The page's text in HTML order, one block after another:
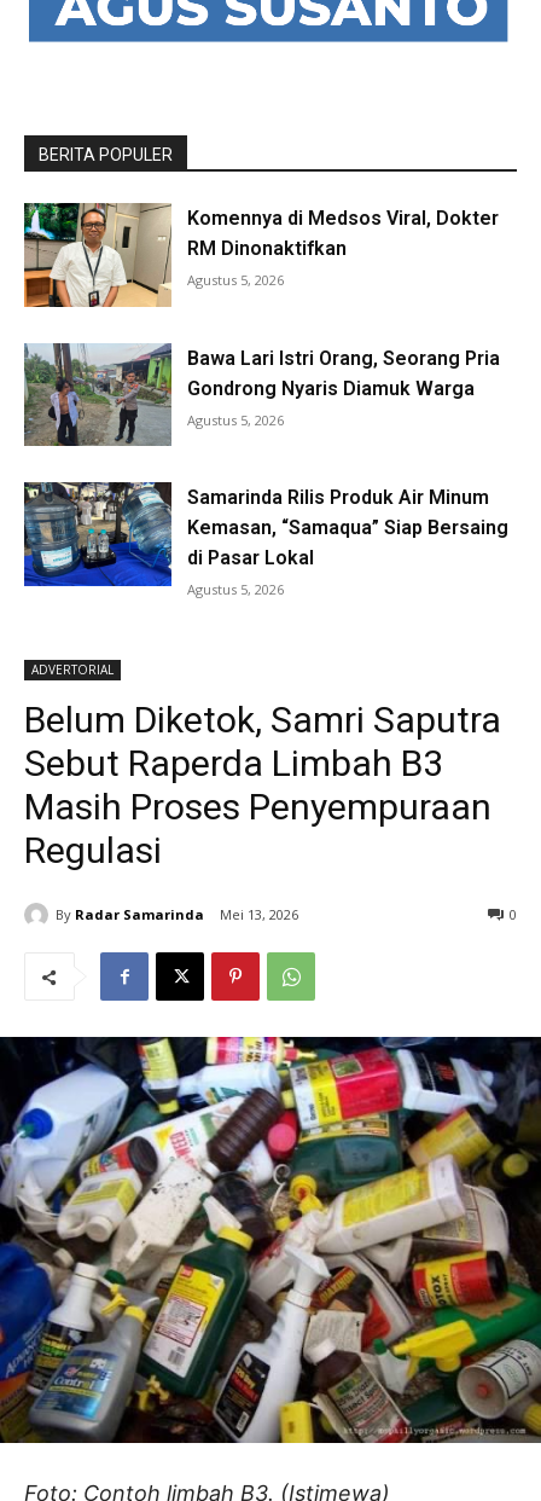
BERITA POPULER
Komennya di Medsos Viral, Dokter
RM Dinonaktifkan
Agustus 5, 2026
Bawa Lari Istri Orang, Seorang Pria
Gondrong Nyaris Diamuk Warga
Agustus 5, 2026
Samarinda Rilis Produk Air Minum
Kemasan, “Samaqua” Siap Bersaing
di Pasar Lokal
Agustus 5, 2026